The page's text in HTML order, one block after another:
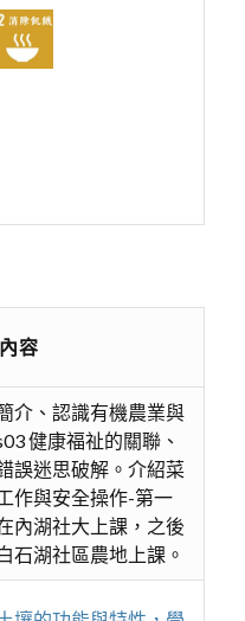
容
介、認識有機農業與
健康福祉的關聯、
誤迷思破解。介紹菜
作與安全操作-第一
內湖社大上課，之後
石湖社區農地上課。